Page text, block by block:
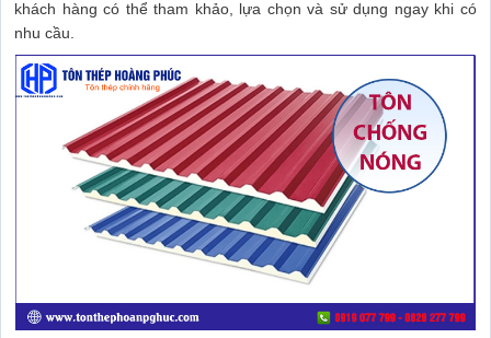
khách hàng có thể tham khảo, lựa chọn và sử dụng ngay khi có
nhu cầu.